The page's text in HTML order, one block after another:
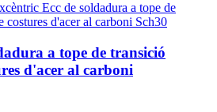
a tope de transició
d'acer al carboni